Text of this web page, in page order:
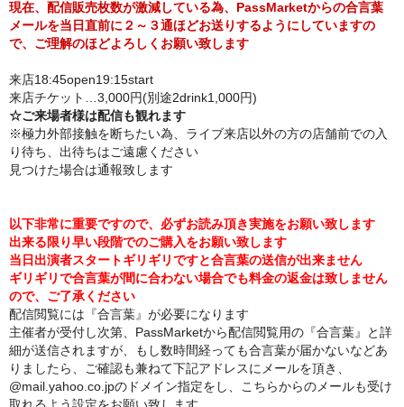
現在、配信販売枚数が激減している為、PassMarketからの合言葉
メールを当日直前に２～３通ほどお送りするようにしていますの
で、ご理解のほどよろしくお願い致します
来店18:45open19:15start
来店チケット…3,000円(別途2drink1,000円)
☆ご来場者様は配信も観れます
※極力外部接触を断ちたい為、ライブ来店以外の方の店舗前での入
り待ち、出待ちはご遠慮ください
見つけた場合は通報致します
以下非常に重要ですので、必ずお読み頂き実施をお願い致します
出来る限り早い段階でのご購入をお願い致します
当日出演者スタートギリギリですと合言葉の送信が出来ません
ギリギリで合言葉が間に合わない場合でも料金の返金は致しません
ので、ご了承ください
配信閲覧には『合言葉』が必要になります
主催者が受付し次第、PassMarketから配信閲覧用の『合言葉』と詳
細が送信されますが、もし数時間経っても合言葉が届かないなどあ
りましたら、ご確認も兼ねて下記アドレスにメールを頂き、
@mail.yahoo.co.jpのドメイン指定をし、こちらからのメールも受け